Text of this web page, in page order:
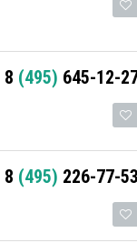
8 (495) 645-12-
8 (495) 226-77-53